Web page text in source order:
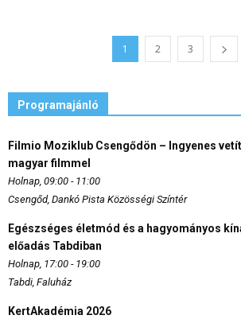
1 2 3
Programajánló
Filmio Moziklub Csengődön – Ingyenes
magyar filmmel
Holnap, 09:00 - 11:00
Csengőd, Dankó Pista Közösségi Színtér
Egészséges életmód és a hagyományos
előadás Tabdiban
Holnap, 17:00 - 19:00
Tabdi, Faluház
KertAkadémia 2026